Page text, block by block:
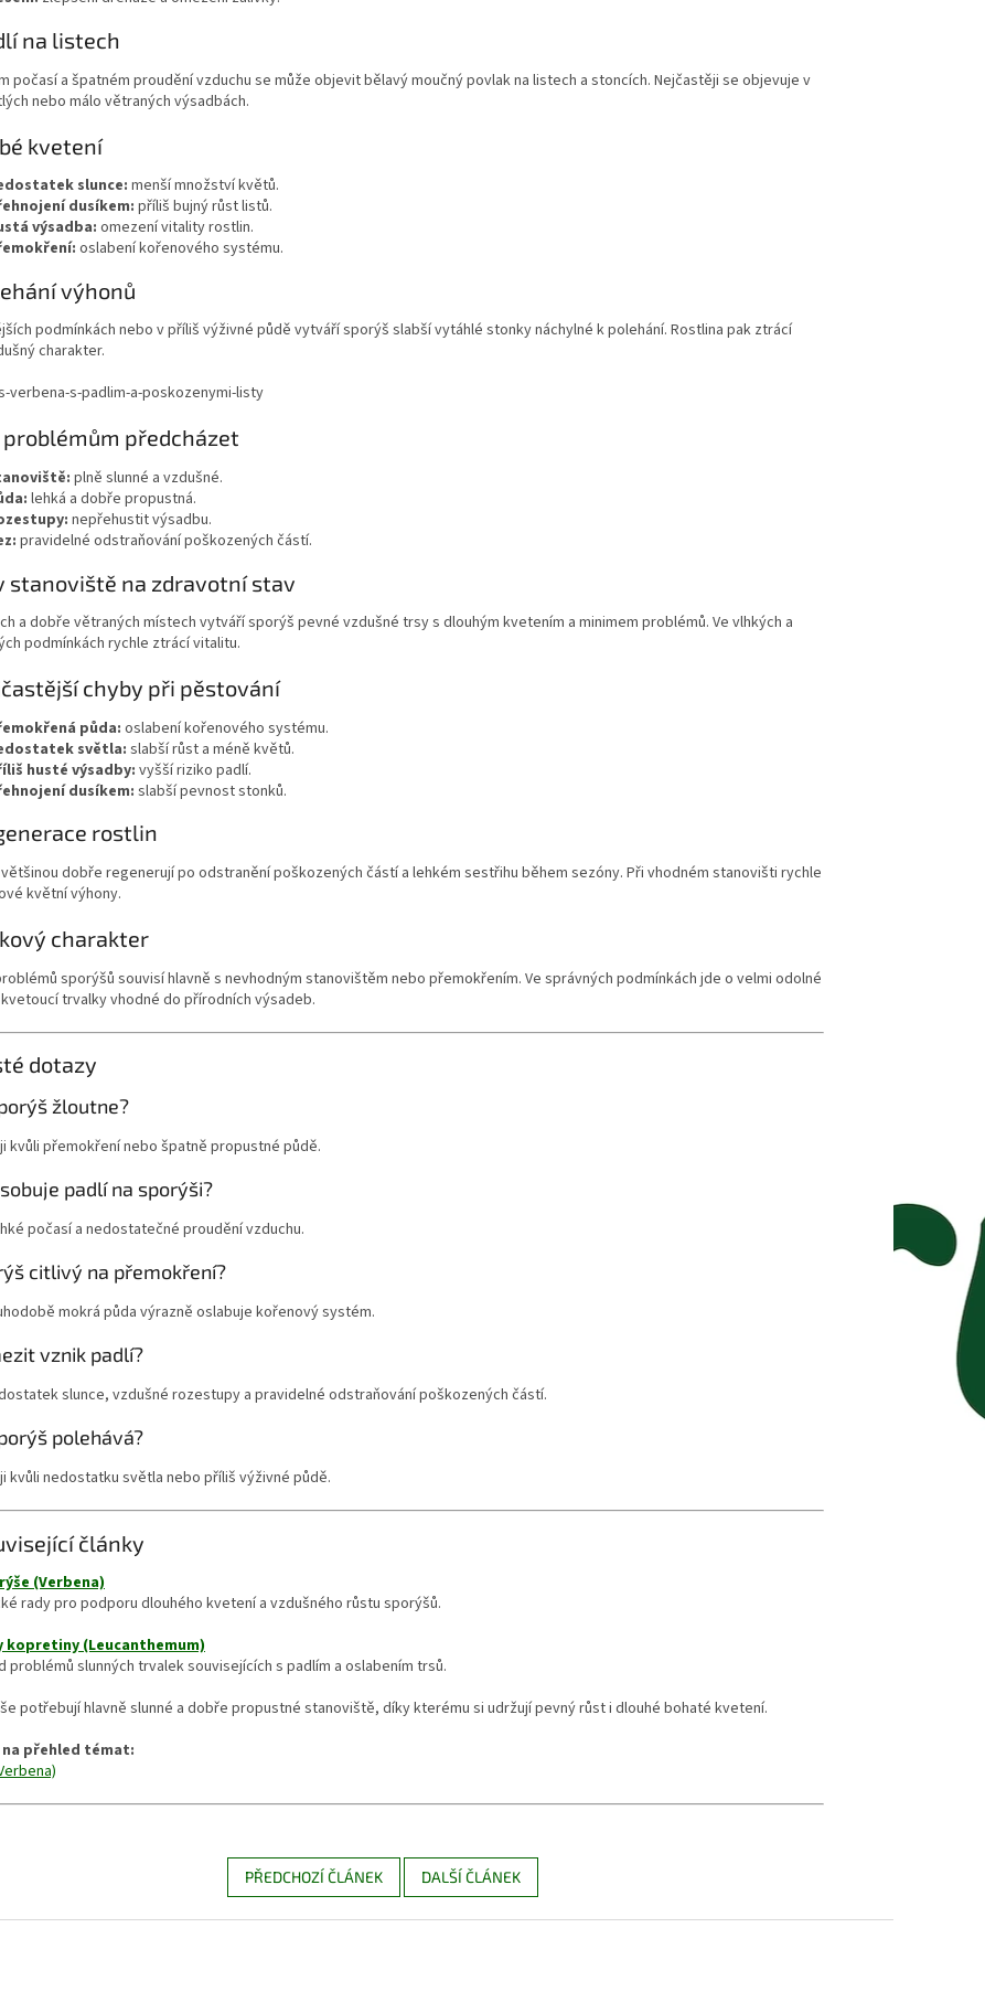
na listech
počasí a špatném proudění vzduchu se může objevit bělavý moučný povlak na listech a stoncích. Nejčastěji se objevuje v
nebo málo větraných výsadbách.
kvetení
slunce:menší množství květů.
dusíkem:příliš bujný růst listů.
výsadba: omezení vitality rostlin.
oslabení kořenového systému.
výhonů
podmínkách nebo v příliš výživné půdě vytváří sporýš slabší vytáhlé stonky náchylné k polehání. Rostlina pak ztrácí
charakter.
problémům předcházet
plně slunné a vzdušné.
lehká a dobře propustná.
nepřehustit výsadbu.
pravidelné odstraňování poškozených částí.
stanoviště na zdravotní stav
a dobře větraných místech vytváří sporýš pevné vzdušné trsy s dlouhým kvetením a minimem problémů. Ve vlhkých a
podmínkách rychle ztrácí vitalitu.
chyby při pěstování
půda:oslabení kořenového systému.
světla: slabší růst a méně květů.
husté výsadby: vyšší riziko padlí.
dusíkem:slabší pevnost stonků.
rostlin
dobře regenerují po odstranění poškozených částí a lehkém sestřihu během sezóny. Při vhodném stanovišti rychle
květní výhony.
charakter
sporýšů souvisí hlavně s nevhodným stanovištěm nebo přemokřením. Ve správných podmínkách jde o velmi odolné
trvalky vhodné do přírodních výsadeb.
dotazy
žloutne?
kvůli přemokření nebo špatně propustné půdě.
padlí na sporýši?
počasí a nedostatečné proudění vzduchu.
citlivý na přemokření?
mokrá půda výrazně oslabuje kořenový systém.
vznik padlí?
slunce, vzdušné rozestupy a pravidelné odstraňování poškozených částí.
polehává?
kvůli nedostatku světla nebo příliš výživné půdě.
články
(Verbena)
rady pro podporu dlouhého kvetení a vzdušného růstu sporýšů.
kopretiny (Leucanthemum)
problémů slunných trvalek souvisejících s padlím a oslabením trsů.
potřebují hlavně slunné a dobře propustné stanoviště, díky kterému si udržují pevný růst i dlouhé bohaté kvetení.
přehled témat:
PŘEDCHOZÍ ČLÁNEK DALŠÍ ČLÁNEK